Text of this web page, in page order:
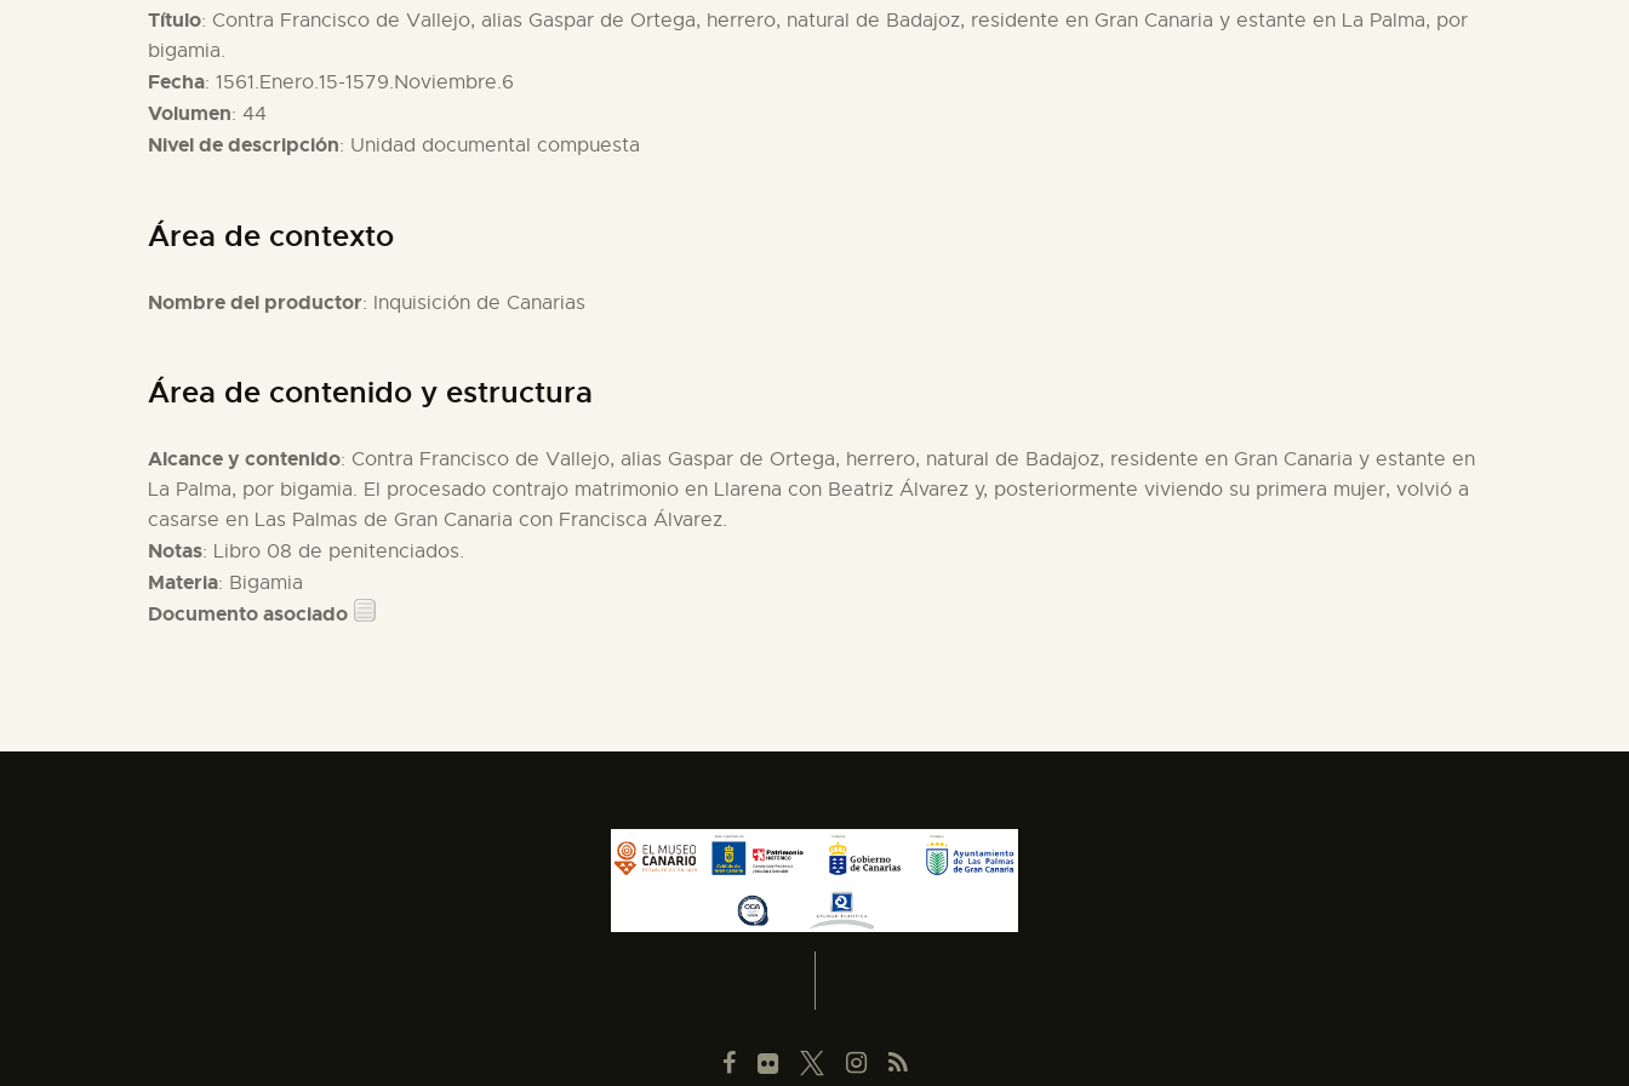
Título: Contra Francisco de Vallejo, alias Gaspar de Ortega, herrero, natural de Badajoz, residente en Gran Canaria y estante en La Palma, por
bigamia.
Fecha: 1561.Enero.15-1579.Noviembre.6
Volumen: 44
Nivel de descripción: Unidad documental compuesta
Área de contexto
Nombre del productor: Inquisición de Canarias
Área de contenido y estructura
Alcance y contenido: Contra Francisco de Vallejo, alias Gaspar de Ortega, herrero, natural de Badajoz, residente en Gran Canaria y estante en
La Palma, por bigamia. El procesado contrajo matrimonio en Llarena con Beatriz Álvarez y, posteriormente viviendo su primera mujer, volvió a
casarse en Las Palmas de Gran Canaria con Francisca Álvarez.
Notas: Libro 08 de penitenciados.
Materia: Bigamia
Documento asociado